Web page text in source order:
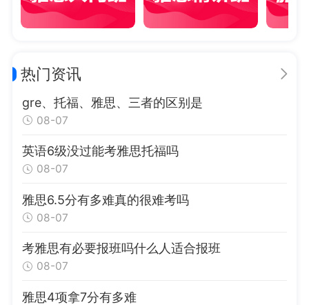
热门资讯
gre、托福、雅思、三者的区别是
08-07
英语6级没过能考雅思托福吗
08-07
雅思6.5分有多难真的很难考吗
08-07
考雅思有必要报班吗什么人适合报班
08-07
雅思4项拿7分有多难